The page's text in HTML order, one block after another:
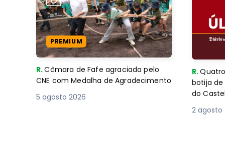
PREMIUM
R.Câmara de Fafe agraciada pelo
CNE com Medalha de Agradecimento
5 agosto 2026
R.
botija
do
2 agosto